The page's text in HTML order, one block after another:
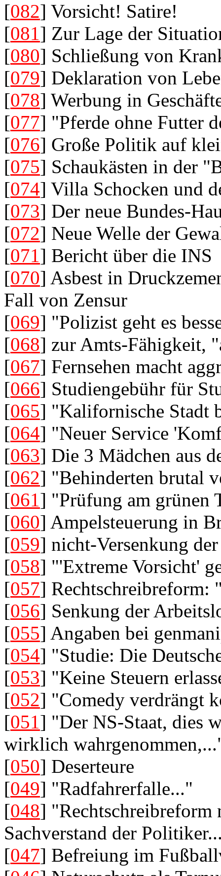
[082] Vorsicht! Satire!
[081] Zur Lage der
[080] Schließung von
[079] Deklaration von
[078] Werbung in
[077] "Pferde ohne Futter
[076] Große Politik auf
[075] Schaukästen in der
[074] Villa Schocken und
[073] Der neue Bundes-
[072] Neue Welle der
[071] Bericht über die INS
[070] Asbest in
Fall von Zensur
[069] "Polizist geht es
[068] zur Amts-Fähigkeit,
[067] Fernsehen macht
[066] Studiengebühr für
[065] "Kalifornische Stadt
[064] "Neuer Service
[063] Die 3 Mädchen aus
[062] "Behinderten brutal
[061] "Prüfung am grünen
[060] Ampelsteuerung in
[059] nicht-Versenkung
[058] "'Extreme Vorsicht'
[057]
[056] Senkung der
[055] Angaben bei
[054] "Studie: Die
[053] "Keine Steuern
[052] "Comedy verdrängt
[051] "Der NS-Staat, dies
wirklich
[050] Deserteure
[049] "Radfahrerfalle..."
[048] "Rechtschreibreform
Sachverstand der
[047] Befreiung im